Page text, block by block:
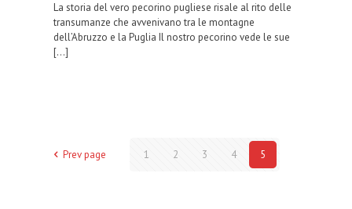
La storia del vero pecorino pugliese risale al rito delle
transumanze che avvenivano tra le montagne
dell’Abruzzo e la Puglia Il nostro pecorino vede le sue
[…]
Prev page 1 2 3 4 5